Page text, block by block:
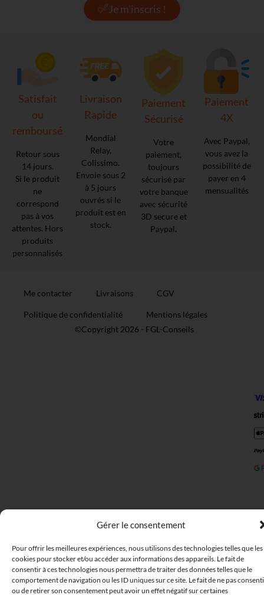
Gérer le consentement
Pour offrir les meilleures expériences, nous utilisons des technologies telles que les
cookies pour stocker et/ou accéder aux informations des appareils. Le fait de
consentir à ces technologies nous permettra de traiter des données telles que le
comportement de navigation ou les ID uniques sur ce site. Le fait de ne pas
ou de retirer son consentement peut avoir un effet négatif sur certaines
Je m'inscris !
Satisfait
ou
remboursé
Retour sous
14 jours.
Si le produit
ne
correspond
pas à vos
attentes. Hors
produits
personnalisés
Livraison
Rapide
Mondial
Relay,
Colissimo.
Envoie sous 2
à 5 jours
ouvrés si le
produit est en
stock.
Paiement
Sécurisé
Votre
paiement,
toujours
sécurisé par
votre banque
avec sécurité
3D secure et
Paypal.
Paiement
4X
Avec Paypal,
vous avez la
possibilité de
payer en 4
mensualités
Me contacter Livraisons CGV
Politique de confidentialité
Mentions légales
©Copyright 2026 - FGL-Conseils